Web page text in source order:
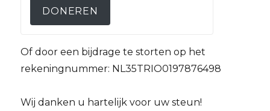
DONEREN
Of door een bijdrage te storten op het
rekeningnummer: NL35TRIO0197876498
Wij danken u hartelijk voor uw steun!